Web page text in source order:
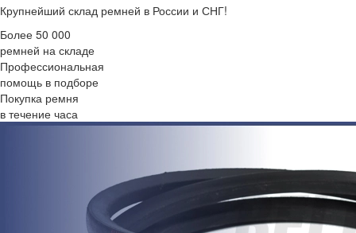
Крупнейший склад ремней в России и СНГ!
Более 50 000
ремней на складе
Профессиональная
помощь в подборе
Покупка ремня
в течение часа